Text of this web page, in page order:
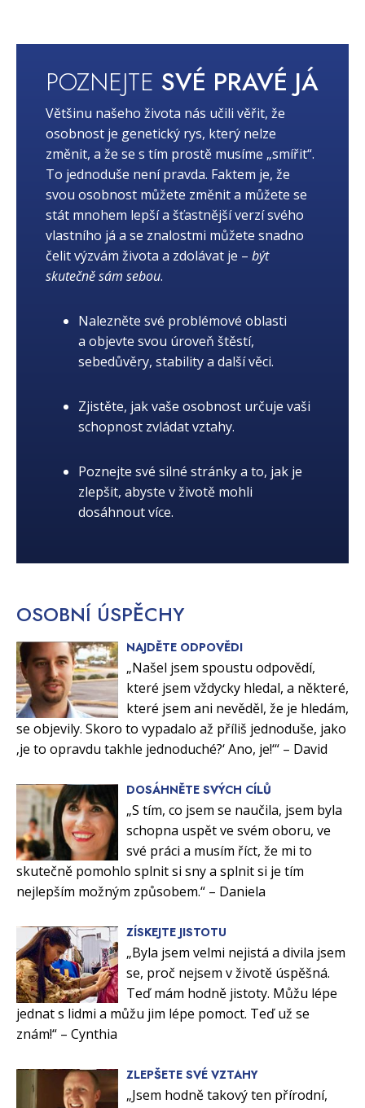
POZNEJTE SVÉ PRAVÉ JÁ
Většinu našeho života nás učili věřit, že
osobnost je genetický rys, který nelze
změnit, a že se s tím prostě musíme „smířit“.
To jednoduše není pravda. Faktem je, že
svou osobnost můžete změnit a můžete se
stát mnohem lepší a šťastnější verzí svého
vlastního já a se znalostmi můžete snadno
čelit výzvám života a zdolávat je – být
skutečně sám sebou.
Nalezněte své problémové oblasti
a objevte svou úroveň štěstí,
sebedůvěry, stability a další věci.
Zjistěte, jak vaše osobnost určuje vaši
schopnost zvládat vztahy.
Poznejte své silné stránky a to, jak je
zlepšit, abyste v životě mohli
dosáhnout více.
OSOBNÍ ÚSPĚCHY
NAJDĚTE ODPOVĚDI
„Našel jsem spoustu odpovědí,
které jsem vždycky hledal, a některé,
které jsem ani nevěděl, že je hledám,
se objevily. Skoro to vypadalo až příliš jednoduše, jako
‚je to opravdu takhle jednoduché?‘ Ano, je!‘“ – David
DOSÁHNĚTE SVÝCH CÍLŮ
„S tím, co jsem se naučila, jsem byla
schopna uspět ve svém oboru, ve
své práci a musím říct, že mi to
skutečně pomohlo splnit si sny a splnit si je tím
nejlepším možným způsobem.“ – Daniela
ZÍSKEJTE JISTOTU
„Byla jsem velmi nejistá a divila jsem
se, proč nejsem v životě úspěšná.
Teď mám hodně jistoty. Můžu lépe
jednat s lidmi a můžu jim lépe pomoct. Teď už se
znám!“ – Cynthia
ZLEPŠETE SVÉ VZTAHY
„Jsem hodně takový ten přírodní,